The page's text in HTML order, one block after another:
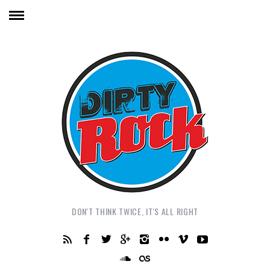
DON'T THINK TWICE, IT'S ALL RIGHT